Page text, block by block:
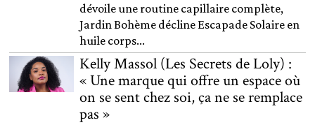
dévoile une routine capillaire complète,
Jardin Bohème décline Escapade Solaire en
huile corps...
Kelly Massol (Les Secrets de Loly) :
« Une marque qui offre un espace où
on se sent chez soi, ça ne se remplace
pas »